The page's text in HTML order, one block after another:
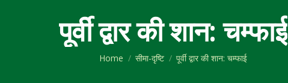
पूर्वी द्वार की शान: चम्फाई
You are here:
Home सीमा-दृष्टि पूर्वी द्वार की शान: चम्फाई